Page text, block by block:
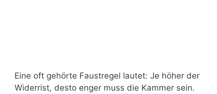
Eine oft gehörte Faustregel lautet: Je höher der
Widerrist, desto enger muss die Kammer sein.